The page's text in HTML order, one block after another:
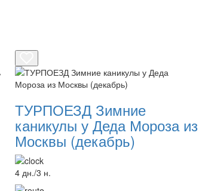
ТУРПОЕЗД Зимние
каникулы у Деда Мороза из
Москвы (декабрь)
4 дн./3 н.